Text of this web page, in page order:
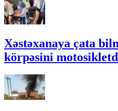
Xəstəxanaya çata
körpəsini